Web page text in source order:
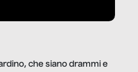
che siano drammi e